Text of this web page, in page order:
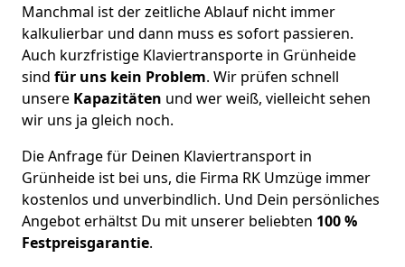
Manchmal ist der zeitliche Ablauf nicht immer
kalkulierbar und dann muss es sofort passieren.
Auch kurzfristige Klaviertransporte in Grünheide
sind für uns kein Problem. Wir prüfen schnell
unsere Kapazitäten und wer weiß, vielleicht sehen
wir uns ja gleich noch.
Die Anfrage für Deinen Klaviertransport in
Grünheide ist bei uns, die Firma RK Umzüge immer
kostenlos und unverbindlich. Und Dein persönliches
Angebot erhältst Du mit unserer beliebten 100 %
Festpreisgarantie.